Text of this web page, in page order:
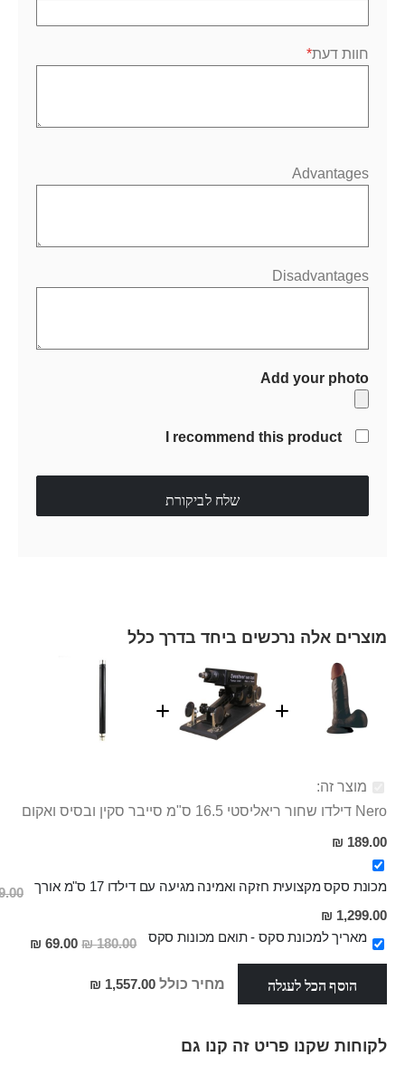
חוות דעת
Advantages
Disadvantages
Add your photo
I recommend this product
שלח לביקורת
מוצרים אלה נרכשים ביחד בדרך כלל
מוצר זה:
Nero דילדו שחור ריאליסטי 16.5 ס"מ סייבר סקין ובסיס ואקום
189.00 ₪
מכונת סקס מקצועית חזקה ואמינה מגיעה עם דילדו 17 ס"מ אורך ₪
מחיר
מבצע
1,299.00 ₪
מאריך למכונת סקס - תואם מכונות סקס
180.00 ₪
מחיר
69.00 ₪
הוסף הכל לעגלה מחיר כולל 1,557.00 ₪
לקוחות שקנו פריט זה קנו גם